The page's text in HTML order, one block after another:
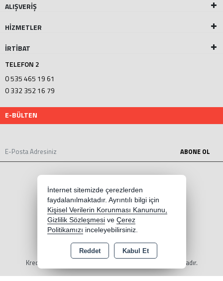
ALIŞVERİŞ
HİZMETLER
İRTİBAT
TELEFON 2
0 535 465 19 61
0 332 352 16 79
E-BÜLTEN
ABONE OL
Copyright 2026 mopetpar.com - Tüm hakları saklıdır.
Kredi kartı bilgileriniz 256bit SSL sertifikası ile korunmaktadır.
İnternet sitemizde çerezlerden
faydalanılmaktadır. Ayrıntılı bilgi için
Kişisel Verilerin Korunması Kanununu,
Gizlilik Sözleşmesi ve Çerez
Politikamızı inceleyebilirsiniz.
Reddet Kabul Et